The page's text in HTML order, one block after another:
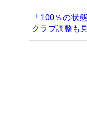
「100％の状
クラブ調整も